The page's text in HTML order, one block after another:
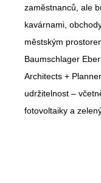
zaměstnanců, ale
kavárnami,
městským
Baumschlager
Architects +
udržitelnost –
fotovoltaiky a